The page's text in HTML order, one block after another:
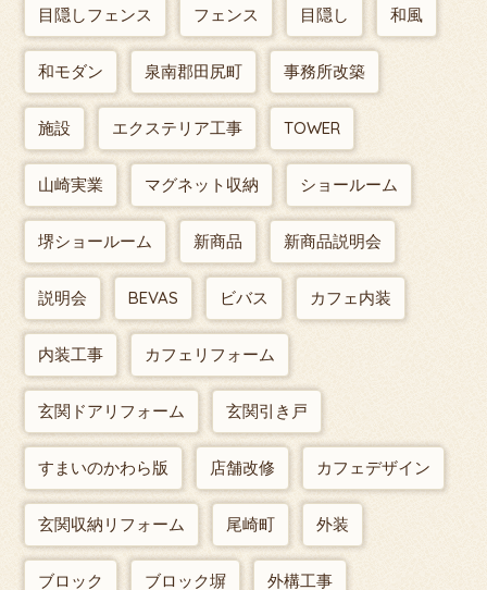
目隠しフェンス フェンス 目隠し 和風
和モダン 泉南郡田尻町 事務所改築
施設 エクステリア工事 TOWER
山崎実業 マグネット収納 ショールーム
堺ショールーム 新商品 新商品説明会
説明会 BEVAS ビバス カフェ内装
内装工事 カフェリフォーム
玄関ドアリフォーム 玄関引き戸
すまいのかわら版 店舗改修 カフェデザイン
玄関収納リフォーム 尾崎町 外装
ブロック ブロック塀 外構工事